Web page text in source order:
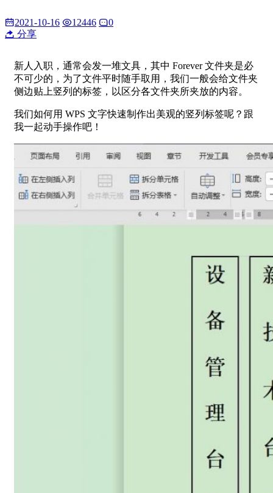
2021-10-16 12446
0
分享
新人入职，通常会发一堆文具，其中 Forever 文件夹是必
不可少的，为了文件平时随手取用，我们一般会给文件夹
侧边贴上竖列的标签，以区分各文件夹所夹放的内容。
我们如何用 WPS 文字快速制作出美观的竖列标签呢？跟
我一起动手操作吧！